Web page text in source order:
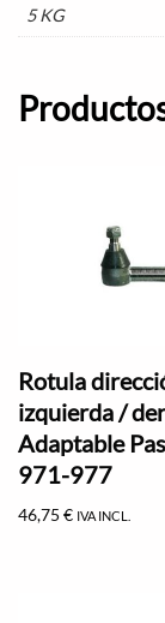
5 KG
Rotula
izquierda /
Adaptable
971-977
46,75 € IVA INCL.